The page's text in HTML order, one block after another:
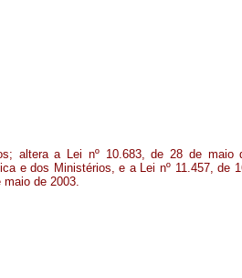
altera a Lei nº 10.683, de 28 de maio
e dos Ministérios, e a Lei nº 11.457, de
de 2003.